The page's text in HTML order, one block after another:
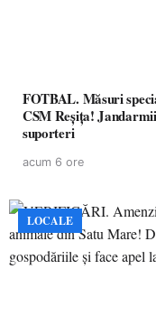
FOTBAL. Măsuri
CSM Reșița!
suporteri
acum 6 ore
LOCALE